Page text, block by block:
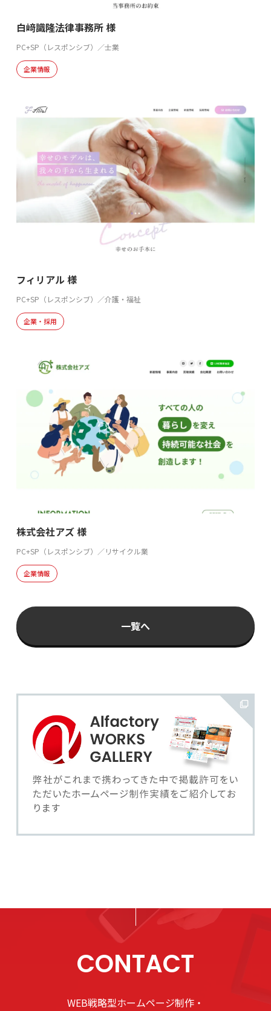
白﨑識隆法律事務所 様
PC+SP（レスポンシブ）／士業
企業情報
フィリアル 様
PC+SP（レスポンシブ）／介護・福祉
企業・採用
株式会社アズ 様
PC+SP（レスポンシブ）／リサイクル業
企業情報
一覧へ
CONTACT
WEB戦略型ホームページ制作・